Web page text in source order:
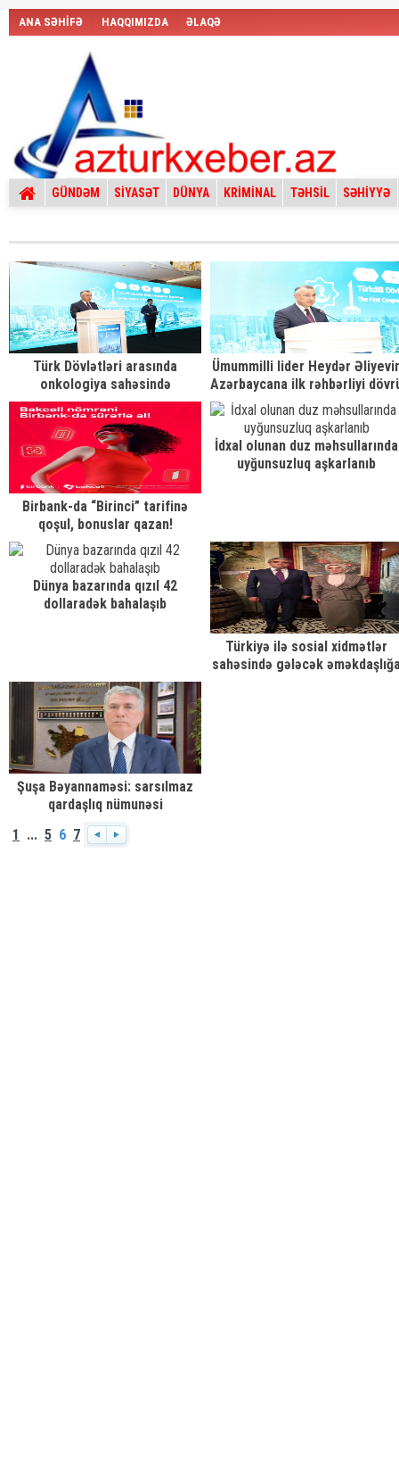
ANA SƏHİFƏ HAQQIMIZDA ƏLAQƏ
GÜNDƏM SİYASƏT DÜNYA KRİMİNAL TƏHSİL SƏHİYYƏ
Türk Dövlətləri arasında
onkologiya sahəsində
əməkdaşlıq güclənir
Ümummilli lider Heydər
Azərbaycana ilk rəhbərliyi
respublika onkologiyasının
yüksəliş mərhələsi kimi
səciyyələndirilir.
Birbank-da “Birinci” tarifinə
qoşul, bonuslar qazan!
İdxal olunan duz məhsullarında
uyğunsuzluq aşkarlanıb
Dünya bazarında qızıl 42
dollaradək bahalaşıb
Türkiyə ilə sosial xidmətlər
sahəsində gələcək
Şuşa Bəyannaməsi: sarsılmaz
qardaşlıq nümunəsi
1 ... 5 6 7